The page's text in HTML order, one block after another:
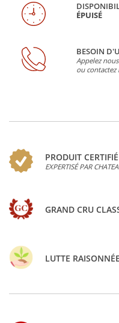
ÉPUISÉ
BESOIN
Appelez
ou contactez
PRODUIT
EXPERTISÉ PAR
GRAND CRU
LUTTE RAISONNÉE